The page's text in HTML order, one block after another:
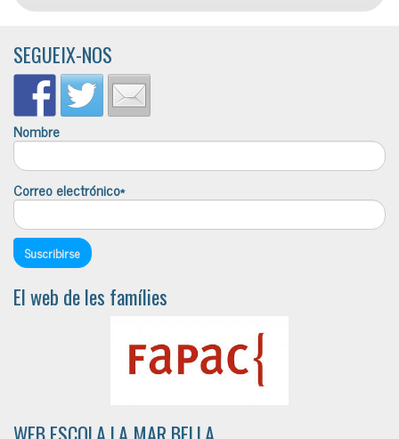
SEGUEIX-NOS
Nombre
Correo electrónico*
El web de les famílies